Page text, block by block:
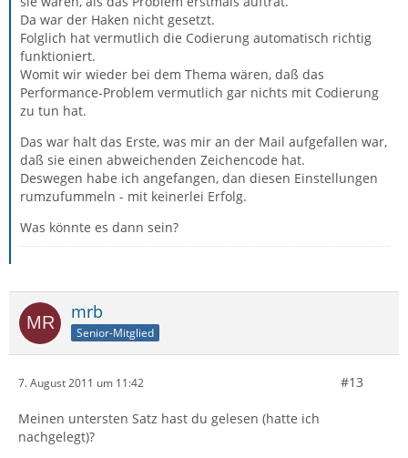
Da war der Haken nicht gesetzt.
Folglich hat vermutlich die Codierung automatisch richtig
funktioniert.
Womit wir wieder bei dem Thema wären, daß das
Performance-Problem vermutlich gar nichts mit Codierung
zu tun hat.
Das war halt das Erste, was mir an der Mail aufgefallen war,
daß sie einen abweichenden Zeichencode hat.
Deswegen habe ich angefangen, dan diesen Einstellungen
rumzufummeln - mit keinerlei Erfolg.
Was könnte es dann sein?
mrb
Senior-Mitglied
7. August 2011 um 11:42 #13
Meinen untersten Satz hast du gelesen (hatte ich
nachgelegt)?